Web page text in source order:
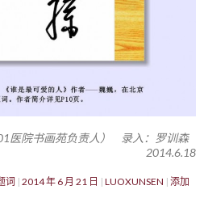
医院书画苑负责人） 录入：罗训森
2014.6.18
词 2014 年 6 月 21 日 LUOXUNSEN 添加